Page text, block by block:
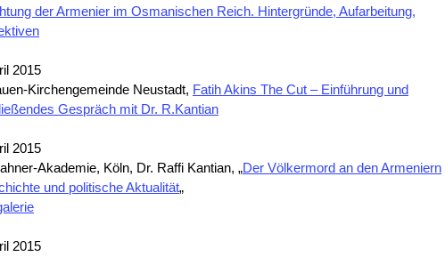
der Armenier im Osmanischen Reich. Hintergründe, Aufarbeitung,
2015
Kirchengemeinde Neustadt, Fatih Akins The Cut – Einführung und
Gespräch mit Dr. R.Kantian
2015
Akademie, Köln, Dr. Raffi Kantian, „Der Völkermord an den Armeniern
und politische Aktualität„
2015